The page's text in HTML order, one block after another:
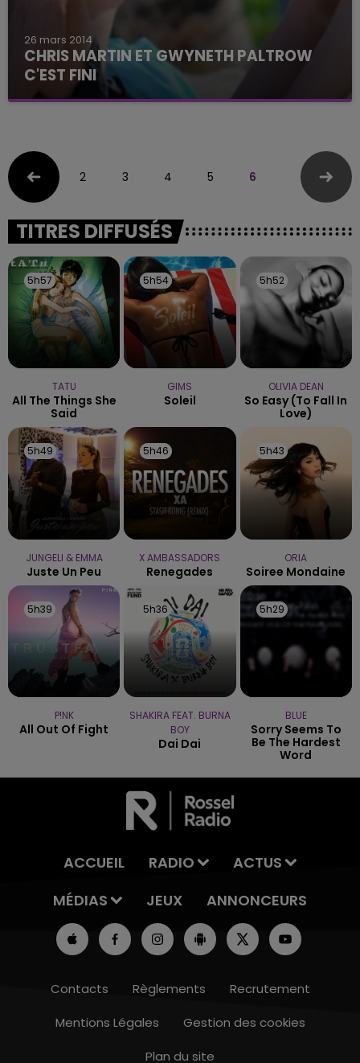
26 mars 2014
CHRIS MARTIN ET GWYNETH PALTROW
C'EST FINI
2 3 4 5 6
TITRES DIFFUSÉS
5h57
5h57
TATU
All The Things She
Said
5h54
5h54
GIMS
Soleil
5h52
5h52
OLIVIA DEAN
So Easy (to Fall In
Love)
5h49
5h49
JUNGELI & EMMA
Juste Un Peu
5h46
5h46
X AMBASSADORS
Renegades
5h43
5h43
ORIA
Soiree Mondaine
5h39
5h39
P!NK
All Out Of Fight
5h36
5h36
SHAKIRA FEAT. BURNA
BOY
Dai Dai
5h29
5h29
BLUE
Sorry Seems To
Be The Hardest
Word
ACCUEIL RADIO
ACTUS
MÉDIAS
JEUX ANNONCEURS
Contacts Règlements
Recrutement
Mentions Légales
Gestion des cookies
Plan du site